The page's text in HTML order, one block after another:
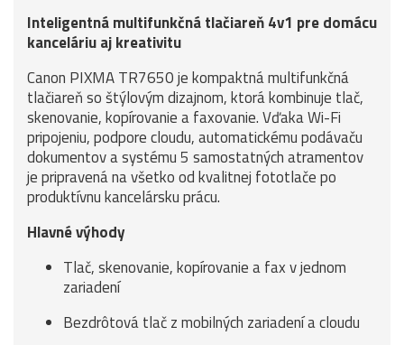
Inteligentná multifunkčná tlačiareň 4v1 pre domácu
kanceláriu aj kreativitu
Canon PIXMA TR7650 je kompaktná multifunkčná
tlačiareň so štýlovým dizajnom, ktorá kombinuje tlač,
skenovanie, kopírovanie a faxovanie. Vďaka Wi-Fi
pripojeniu, podpore cloudu, automatickému podávaču
dokumentov a systému 5 samostatných atramentov
je pripravená na všetko od kvalitnej fototlače po
produktívnu kancelársku prácu.
Hlavné výhody
Tlač, skenovanie, kopírovanie a fax v jednom
zariadení
Bezdrôtová tlač z mobilných zariadení a cloudu